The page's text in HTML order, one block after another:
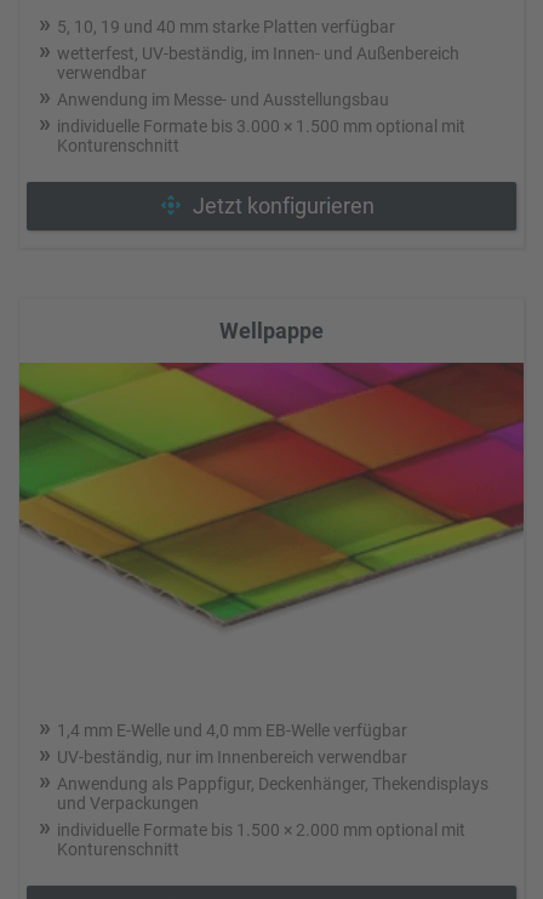
5, 10, 19 und 40 mm starke Platten verfügbar
wetterfest, UV-beständig, im Innen- und Außenbereich
verwendbar
Anwendung im Messe- und Ausstellungsbau
individuelle Formate bis 3.000 × 1.500 mm optional mit
Konturenschnitt
Jetzt konfigurieren
Wellpappe
1,4 mm E-Welle und 4,0 mm EB-Welle verfügbar
UV-beständig, nur im Innenbereich verwendbar
Anwendung als Pappfigur, Deckenhänger, Thekendisplays
und Verpackungen
individuelle Formate bis 1.500 × 2.000 mm optional mit
Konturenschnitt